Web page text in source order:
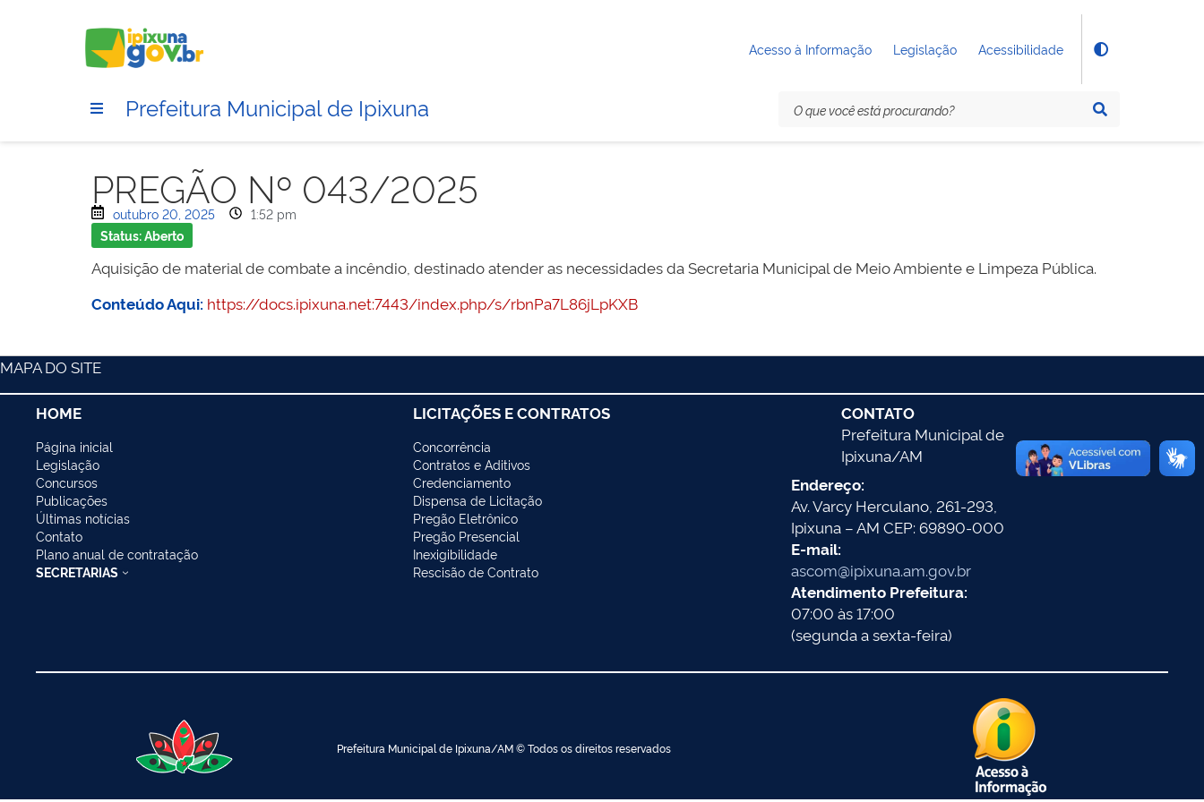
Acesso à Informação Legislação Acessibilidade
Prefeitura Municipal de Ipixuna
PREGÃO Nº 043/2025
outubro 20, 2025
1:52 pm
Status: Aberto
Aquisição de material de combate a incêndio, destinado atender as necessidades da Secretaria Municipal de Meio Ambiente e Limpeza Pública.
Conteúdo Aqui: https://docs.ipixuna.net:7443/index.php/s/rbnPa7L86jLpKXB
MAPA DO SITE
HOME
Página inicial
Legislação
Concursos
Publicações
Últimas notícias
Contato
Plano anual de contratação
SECRETARIAS
LICITAÇÕES E CONTRATOS
Concorrência
Contratos e Aditivos
Credenciamento
Dispensa de Licitação
Pregão Eletrônico
Pregão Presencial
Inexigibilidade
Rescisão de Contrato
CONTATO
Prefeitura Municipal de
Ipixuna/AM
Endereço:
Av. Varcy Herculano, 261-293,
Ipixuna – AM CEP: 69890-000
E-mail:
ascom@ipixuna.am.gov.br
Atendimento Prefeitura:
07:00 às 17:00
(segunda a sexta-feira)
Prefeitura Municipal de Ipixuna/AM © Todos os direitos reservados